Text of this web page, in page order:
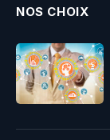
NOS CHOIX